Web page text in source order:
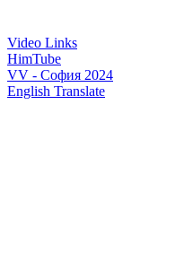
Video Links
HimTube
VV - София 2024
English Translate